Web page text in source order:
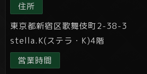
住所
東京都新宿区歌舞伎町2-38-3
stella.K(ステラ・K)4階
営業時間